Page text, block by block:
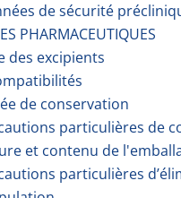
de sécurité
PHARMACEUTIQUES
des excipients
de conservation
particulières de
et contenu de
particulières